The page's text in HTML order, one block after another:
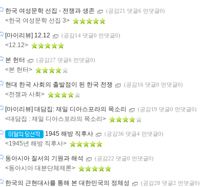
한국 여성문학 선집 - 전쟁과 생존 (공감21 댓글6 먼댓글0)
<한국 여성문학 선집 3>
[마이리뷰] 12.12 (공감14 댓글0 먼댓글0)
<12.12>
본 헌터 (공감27 댓글6 먼댓글0)
<본 헌터>
현대 한국 사회의 출발점이 된 한국 전쟁 (공감16 댓글0 먼댓글0)
<전쟁과 사회>
[마이리뷰] 대담집: 재일 디아스포라의 목소리 (공감19 댓글0 먼댓글0)
<대담집 : 재일 디아스포라의 목소리>
1945 해방 직후사 (공감36 댓글4 먼댓글0)
<1945년 해방 직후사>
동아시아 질서의 기원과 해석 (공감22 댓글0 먼댓글0)
<동아시아 대분단체제론>
한국의 근현대사를 통해 본 대한민국의 정체성 (공감28 댓글2 먼댓글0)